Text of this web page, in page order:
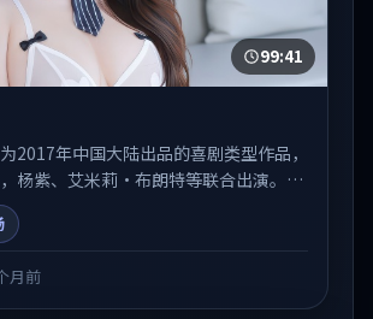
99:41
2017年中国大陆出品的喜剧类型作品，
杨紫、艾米莉·布朗特等联合出演。剧
节奏推进中展开，兼具叙事张力与视听
国产在线观看、热播国产剧与院线佳片
月前